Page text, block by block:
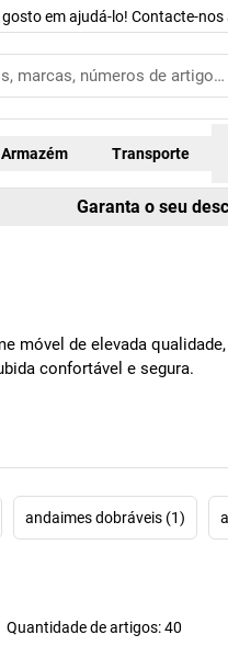
em ajudá-lo! Contacte-
Armazém Transporte
Garanta o seu
móvel de elevada
confortável e segura.
andaimes dobráveis (1)
Quantidade de artigos:40